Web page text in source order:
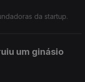
da startup.
um ginásio